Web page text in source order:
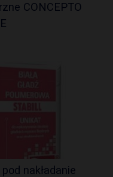
CONCEPTO
nakładanie